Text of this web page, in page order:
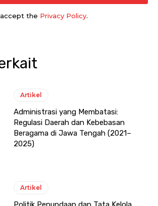
the Privacy Policy.
Artikel
Administrasi yang Membatasi:
Regulasi Daerah dan Kebebasan
Beragama di Jawa Tengah (2021–
2025)
Artikel